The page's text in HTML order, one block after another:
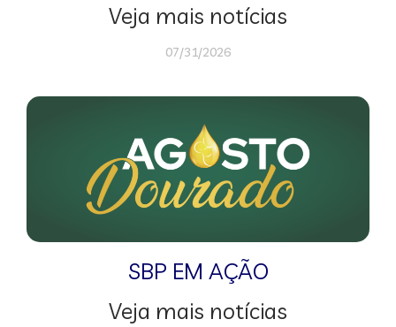
Veja mais notícias
07/31/2026
SBP EM AÇÃO
Veja mais notícias